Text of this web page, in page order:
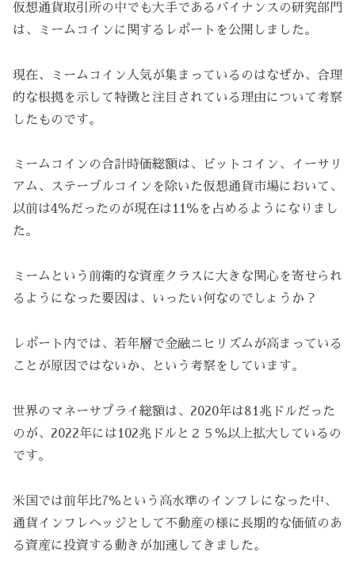
仮想通貨取引所の中でも大手であるバイナンスの研究部門
は、ミームコインに関するレポートを公開しました。
現在、ミームコイン人気が集まっているのはなぜか、合理
的な根拠を示して特徴と注目されている理由について考察
したものです。
ミームコインの合計時価総額は、ビットコイン、イーサリ
アム、ステーブルコインを除いた仮想通貨市場において、
以前は4％だったのが現在は11％を占めるようになりまし
た。
ミームという前衛的な資産クラスに大きな関心を寄せられ
るようになった要因は、いったい何なのでしょうか？
レポート内では、若年層で金融ニヒリズムが高まっている
ことが原因ではないか、という考察をしています。
世界のマネーサプライ総額は、2020年は81兆ドルだった
のが、2022年には102兆ドルと２５％以上拡大しているの
です。
米国では前年比7％という高水準のインフレになった中、
通貨インフレヘッジとして不動産の様に長期的な価値のあ
る資産に投資する動きが加速してきました。